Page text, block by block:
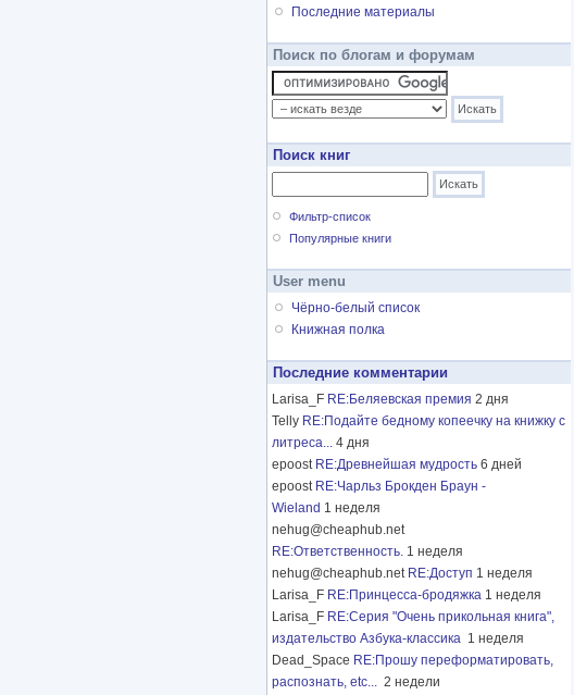
Последние материалы
Поиск по блогам и форумам
Поиск книг
Фильтр-список
Популярные книги
User menu
Чёрно-белый список
Книжная полка
Последние комментарии
Larisa_F RE:Беляевская премия 2 дня
Telly RE:Подайте бедному копеечку на книжку с
литреса... 4 дня
epoost RE:Древнейшая мудрость 6 дней
epoost RE:Чарльз Брокден Браун -
Wieland 1 неделя
nehug@cheaphub.net
RE:Ответственность. 1 неделя
nehug@cheaphub.net RE:Доступ 1 неделя
Larisa_F RE:Принцесса-бродяжка 1 неделя
Larisa_F RE:Серия "Очень прикольная книга",
издательство Азбука-классика 1 неделя
Dead_Space RE:Прошу переформатировать,
распознать, etc... 2 недели